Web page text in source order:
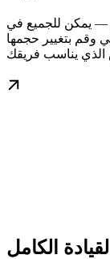
— يمكن للجميع في
وقم بتغيير حجمها
الكامل